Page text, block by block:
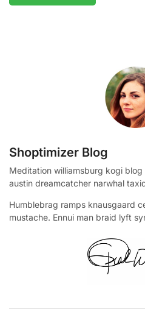
Shoptimizer Blog
Meditation williamsburg kogi
austin dreamcatcher narwhal
Humblebrag ramps knausgaard
mustache. Ennui man braid lyft